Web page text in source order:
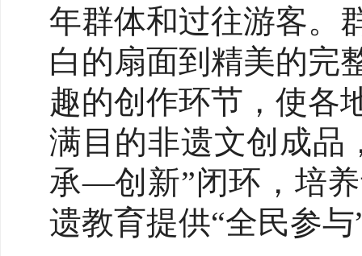
年群体和过往游客。
白的扇面到精美的完
趣的创作环节，使各
满目的非遗文创成
承—创新”闭环，培
遗教育提供“全民参